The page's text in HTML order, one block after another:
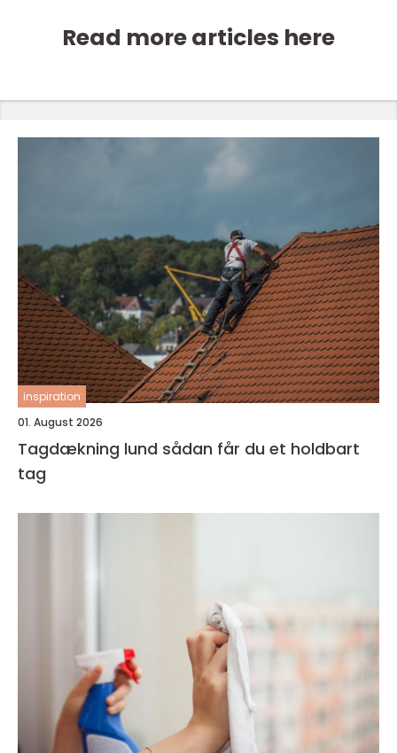
Read more articles here
inspiration
01. August 2026
Tagdækning lund sådan får du et holdbart
tag